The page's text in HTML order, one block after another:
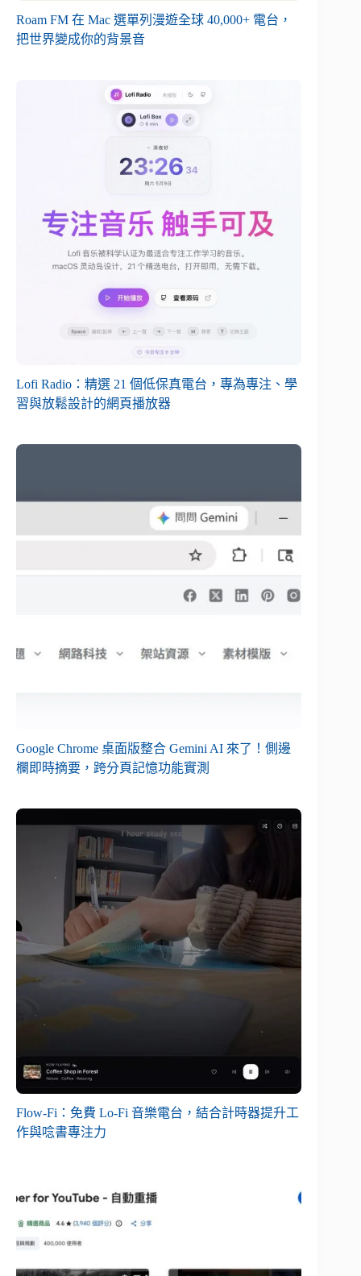
Roam FM 在 Mac 選單列漫遊全球 40,000+ 電台，
把世界變成你的背景音
Lofi Radio：精選 21 個低保真電台，專為專注、學
習與放鬆設計的網頁播放器
Google Chrome 桌面版整合 Gemini AI 來了！側邊
欄即時摘要，跨分頁記憶功能實測
Flow-Fi：免費 Lo-Fi 音樂電台，結合計時器提升工
作與唸書專注力